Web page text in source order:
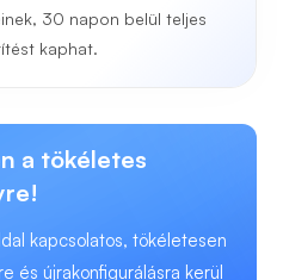
30 napon belül teljes
kaphat.
a tökéletes
kapcsolatos, tökéletesen
és újrakonfigurálásra kerül